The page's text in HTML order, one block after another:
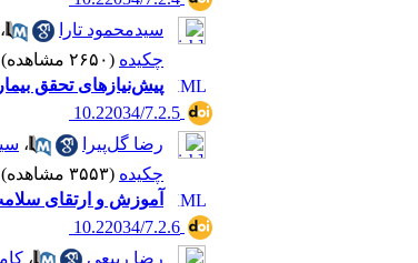
سیدمحمود تارا
،
چکیده (۲۶۵۰ مشاهده)
پیش‌نیازهای تحقق
‎ 10.22034/7.2.5
رضا گل‌پیرا
،
چکیده (۳۵۵۳ مشاهده)
آموزش و ارتقای
‎ 10.22034/7.2.6
رضا ربیعی
،